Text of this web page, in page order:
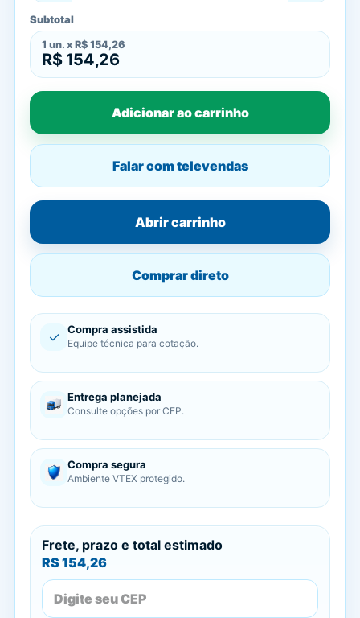
Subtotal
1 un. x R$ 154,26
R$ 154,26
Adicionar ao carrinho
Falar com televendas
Abrir carrinho
Comprar direto
✓ Compra assistida
Equipe técnica para cotação.
Entrega planejada
Consulte opções por CEP.
Compra segura
Ambiente VTEX protegido.
Frete, prazo e total estimado
R$ 154,26